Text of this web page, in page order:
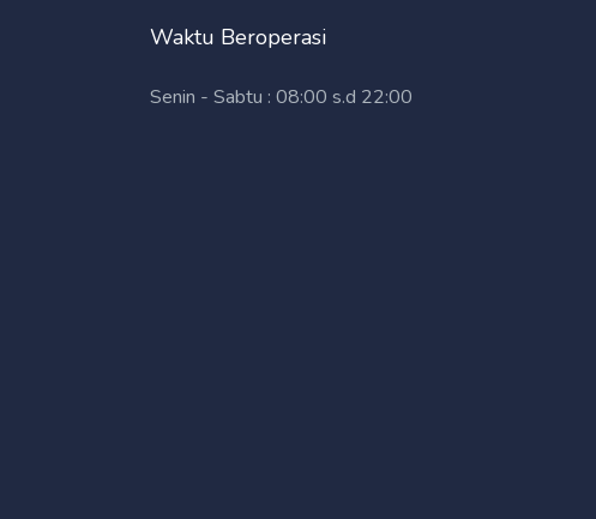
Waktu Beroperasi
Senin - Sabtu : 08:00 s.d 22:00